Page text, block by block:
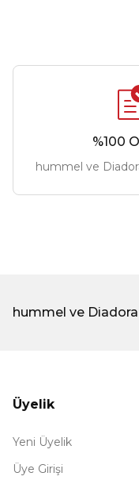
%100
hummel ve
hummel ve
Üyelik
Yeni Üyelik
Üye Girişi